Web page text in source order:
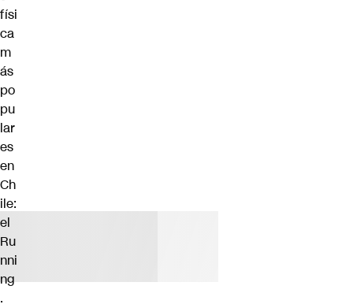
físi
ca
m
ás
po
pu
lar
es
en
Ch
ile:
el
Ru
nni
ng
.